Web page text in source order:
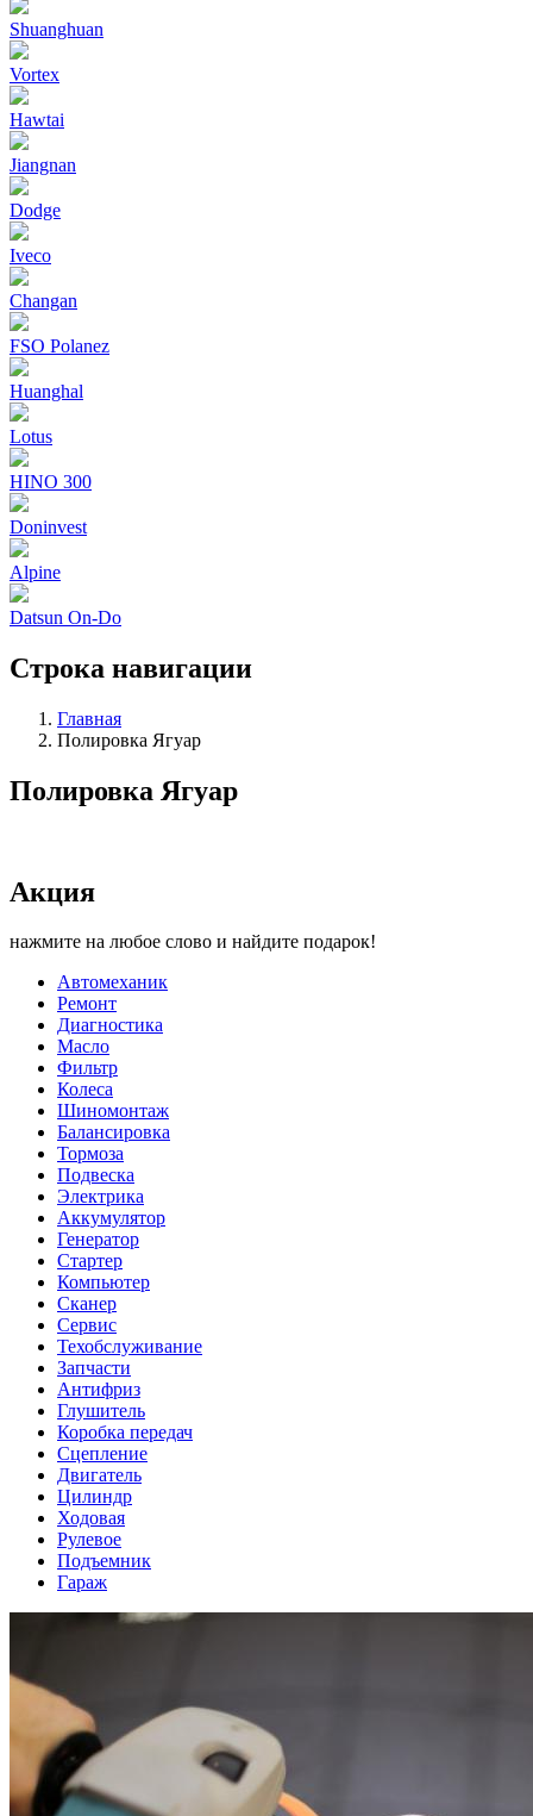
Shuanghuan
Vortex
Hawtai
Jiangnan
Dodge
Iveco
Changan
FSO Polanez
Huanghal
Lotus
HINO 300
Doninvest
Alpine
Datsun On-Do
Строка навигации
Главная
Полировка Ягуар
Полировка Ягуар
Акция
нажмите на любое слово и найдите подарок!
Автомеханик
Ремонт
Диагностика
Масло
Фильтр
Колеса
Шиномонтаж
Балансировка
Тормоза
Подвеска
Электрика
Аккумулятор
Генератор
Стартер
Компьютер
Сканер
Сервис
Техобслуживание
Запчасти
Антифриз
Глушитель
Коробка передач
Сцепление
Двигатель
Цилиндр
Ходовая
Рулевое
Подъемник
Гараж